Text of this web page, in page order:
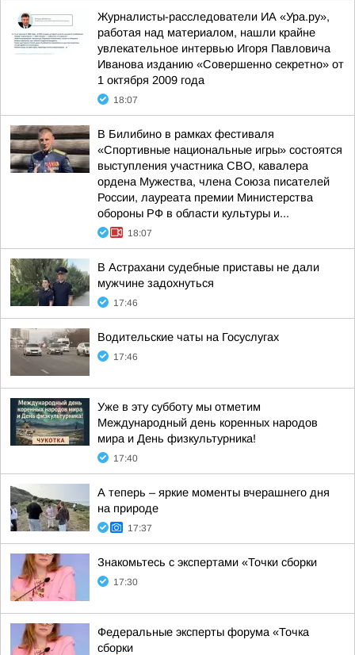
Журналисты-расследователи ИА «Ура.ру»,
работая над материалом, нашли крайне
увлекательное интервью Игоря Павловича
Иванова изданию «Совершенно секретно» от
1 октября 2009 года
18:07
В Билибино в рамках фестиваля
«Спортивные национальные игры» состоятся
выступления участника СВО, кавалера
ордена Мужества, члена Союза писателей
России, лауреата премии Министерства
обороны РФ в области культуры и...
18:07
В Астрахани судебные приставы не дали
мужчине задохнуться
17:46
Водительские чаты на Госуслугах
17:46
Уже в эту субботу мы отметим
Международный день коренных народов
мира и День физкультурника!
17:40
А теперь – яркие моменты вчерашнего дня
на природе
17:37
Знакомьтесь с экспертами «Точки сборки
17:30
Федеральные эксперты форума «Точка
сборки